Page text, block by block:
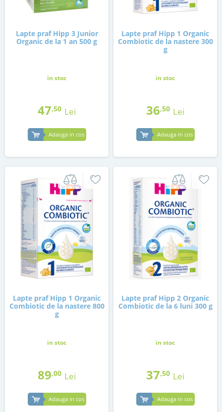
Lapte praf Hipp 3 Junior
Organic de la 1 an 500 g
in stoc
47,50 Lei
Adauga in cos
Lapte praf Hipp 1 Organic
Combiotic de la nastere 300
g
in stoc
36,50 Lei
Adauga in cos
Lapte praf Hipp 1 Organic
Combiotic de la nastere 800
g
in stoc
89,00 Lei
Adauga in cos
Lapte praf Hipp 2 Organic
Combiotic de la 6 luni 300 g
in stoc
37,50 Lei
Adauga in cos